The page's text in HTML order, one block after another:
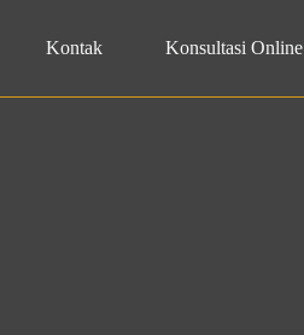
Kontak Konsultasi Online